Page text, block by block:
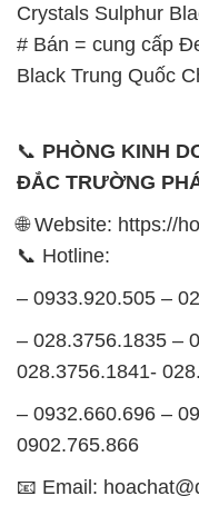
Crystals Sulphur
# Bán = cung cấp
Black Trung Quốc
📞 PHÒNG KINH
ĐẮC TRƯỜNG
🌐 Website: https://
📞 Hotline:
– 0933.920.505 –
– 028.3756.1835 –
028.3756.1841-
– 0932.660.696 –
0902.765.866
📧 Email: